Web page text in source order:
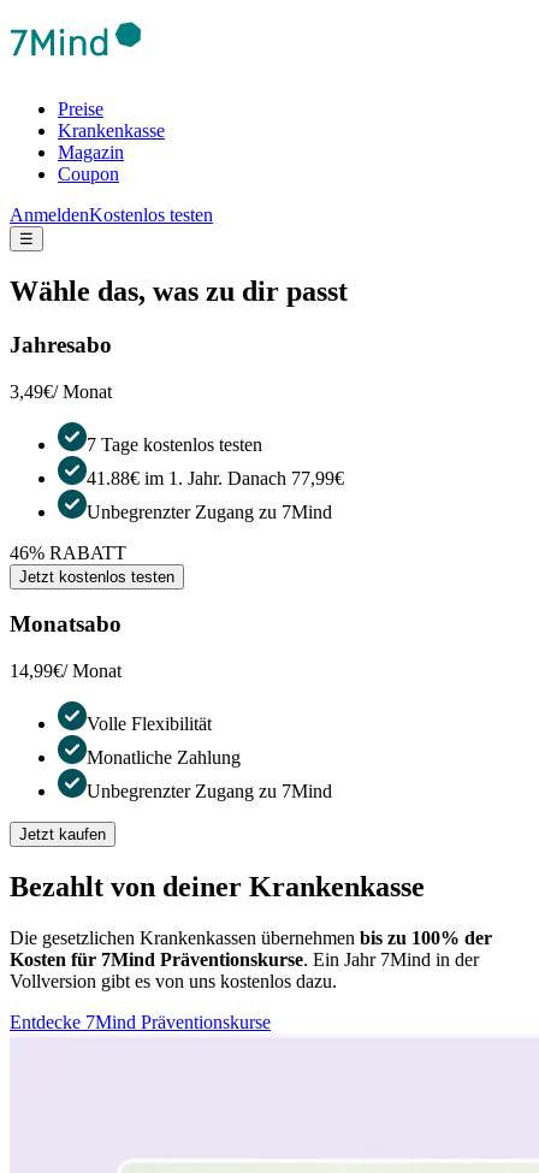
Preise
Krankenkasse
Magazin
Coupon
AnmeldenKostenlos testen
☰
Wähle das, was zu dir passt
Jahresabo
3,49€/ Monat
7 Tage kostenlos testen
41.88€ im 1. Jahr. Danach 77,99€
Unbegrenzter Zugang zu 7Mind
46% RABATT
Jetzt kostenlos testen
Monatsabo
14,99€/ Monat
Volle Flexibilität
Monatliche Zahlung
Unbegrenzter Zugang zu 7Mind
Jetzt kaufen
Bezahlt von deiner Krankenkasse
Die gesetzlichen Krankenkassen übernehmen bis zu 100% der
Kosten für 7Mind Präventionskurse. Ein Jahr 7Mind in der
Vollversion gibt es von uns kostenlos dazu.
Entdecke 7Mind Präventionskurse